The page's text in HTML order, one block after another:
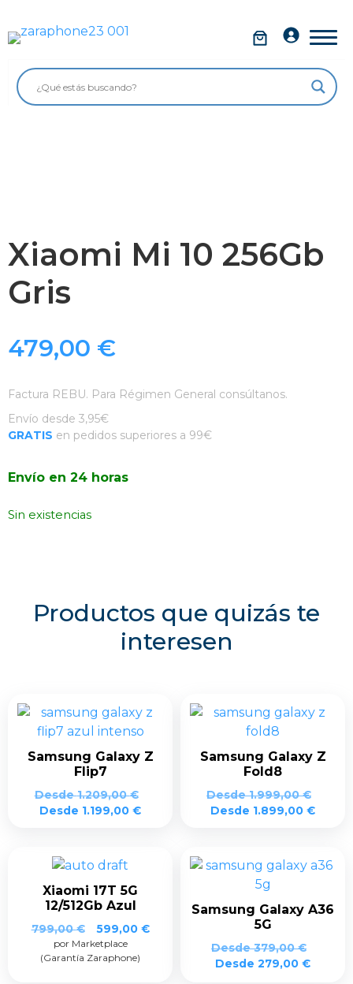
contenido
Xiaomi Mi 10 256Gb
Gris
479,00 €
Factura REBU. Para Régimen General consúltanos.
Envío desde 3,95€
GRATIS en pedidos superiores a 99€
Envío en 24 horas
Sin existencias
Productos que quizás te
interesen
Samsung Galaxy Z
Flip7
Desde1.209,00€
Desde 1.199,00 €
Samsung Galaxy Z
Fold8
Desde1.999,00€
Desde 1.899,00 €
Xiaomi 17T 5G
12/512Gb Azul
799,00€
El
precio
original
599,00 €El
por Marketplace
(Garantía Zaraphone)
Samsung Galaxy A36
5G
Desde379,00€
Desde 279,00 €
Móviles
Impolutos
Accesorios
Garantía Zaraphone